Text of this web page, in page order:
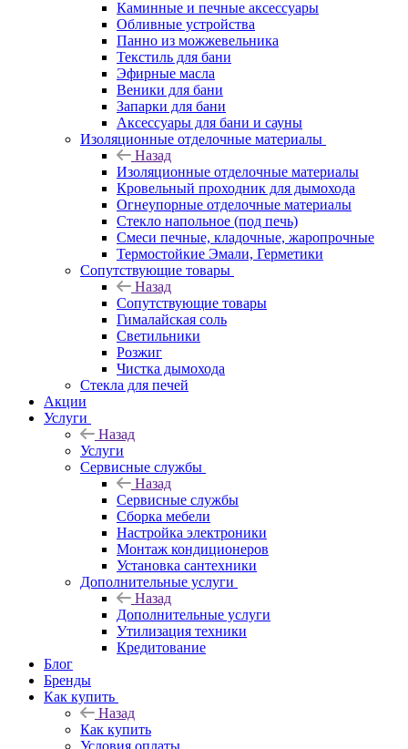
Каминные и печные аксессуары
Обливные устройства
Панно из можжевельника
Текстиль для бани
Эфирные масла
Веники для бани
Запарки для бани
Аксессуары для бани и сауны
Изоляционные отделочные материалы
Назад
Изоляционные отделочные материалы
Кровельный проходник для дымохода
Огнеупорные отделочные материалы
Стекло напольное (под печь)
Смеси печные, кладочные, жаропрочные
Термостойкие Эмали, Герметики
Сопутствующие товары
Назад
Сопутствующие товары
Гималайская соль
Светильники
Розжиг
Чистка дымохода
Стекла для печей
Акции
Услуги
Назад
Услуги
Сервисные службы
Назад
Сервисные службы
Сборка мебели
Настройка электроники
Монтаж кондиционеров
Установка сантехники
Дополнительные услуги
Назад
Дополнительные услуги
Утилизация техники
Кредитование
Блог
Бренды
Как купить
Назад
Как купить
Условия оплаты